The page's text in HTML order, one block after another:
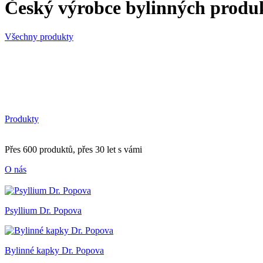
Český výrobce bylinných
Všechny produkty
Produkty
Přes 600 produktů, přes 30 let s vámi
O nás
Psyllium Dr. Popova
Bylinné kapky Dr. Popova